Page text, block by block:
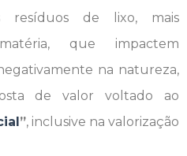
resíduos de lixo, mais
que impactem
na natureza,
de valor voltado ao
”, inclusive na valorização